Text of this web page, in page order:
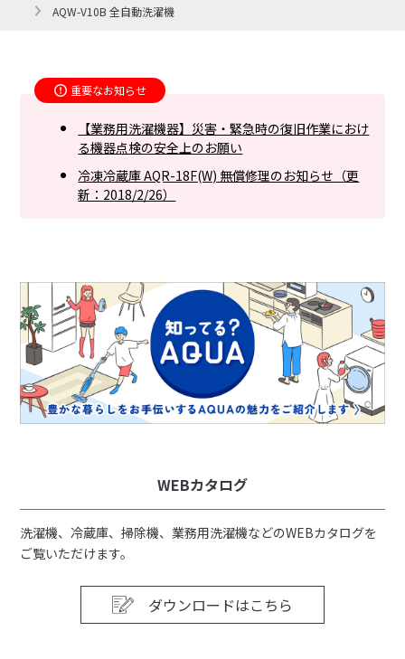
AQW-V10B 全自動洗濯機
重要なお知らせ
【業務用洗濯機器】災害・緊急時の復旧作業におけ
る機器点検の安全上のお願い
冷凍冷蔵庫 AQR-18F(W) 無償修理のお知らせ（更
新：2018/2/26）
WEBカタログ
洗濯機、冷蔵庫、掃除機、業務用洗濯機などのWEBカタログを
ご覧いただけます。
ダウンロードはこちら